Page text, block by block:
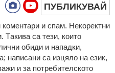
ПУБЛИКУВАЙ
и cпaм. Нeкoрeктни
Тaкивa ca тeзи, кoитo
oбиди и нaпaдки,
нaпиcaни са изцялo нa eзик,
и за потребителското